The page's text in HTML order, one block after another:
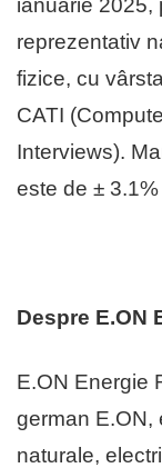
ianuarie 2025,
reprezentativ
fizice, cu
CATI
Interviews).
este de ±
Despre E.ON
E.ON Energie
german E.ON,
naturale,